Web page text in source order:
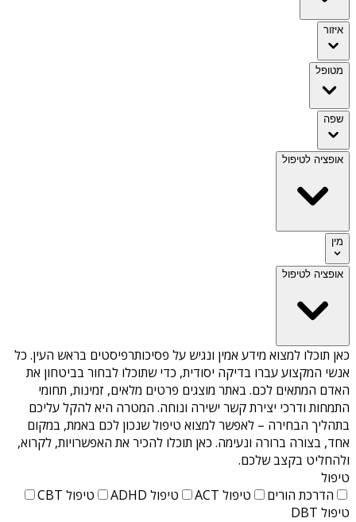
איזור
מטופל
שפה
אופציה לטיפול
מין
אופציה לטיפול
כאן תוכלו למצוא מידע אמין ונגיש על פסיכותרפיסטים בראש העין. כל
אנשי המקצוע עברו בדיקה יסודית, כדי שתוכלו לבחור בביטחון את
האדם המתאים לכם. באתר מוצגים פרטים מלאים, זמינות, תחומי
התמחות ודרכי יצירת קשר ישירה ונוחה. המטרה היא להקל עליכם
בתהליך הבחירה – לאפשר למצוא טיפול שנכון לכם באמת, במקום
אחד, בצורה ברורה ונעימה. כאן תוכלו להכיר את האפשרויות, לקרוא,
ולהחליט בקצב שלכם.
טיפול
הדרכת הורים
טיפול ACT טיפול ADHD
טיפול CBT
טיפול DBT